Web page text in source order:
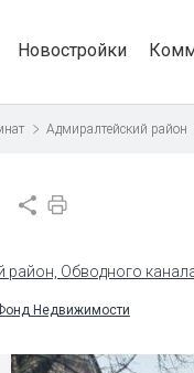
Новостройки
Адмиралтейский район
район, Обводного
Недвижимости